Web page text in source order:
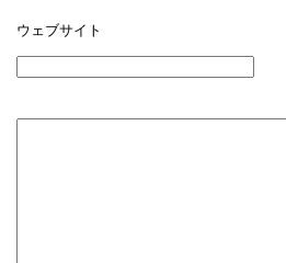
ウェブサイト